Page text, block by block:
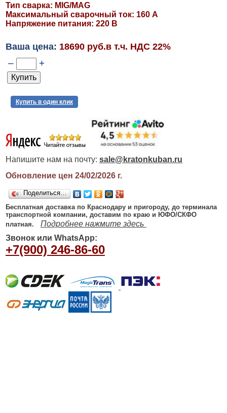
Тип сварка: MIG/MAG
Максимальный сварочный ток: 160 А
Напряжение питания: 220 В
Ваша цена: 18690 руб.в т.ч. НДС 22%
– +
Купить в один клик
Напишите нам на почту: sale@kratonkuban.ru
Обновление цен 24/02/2026г.
Поделиться…
Бесплатная доставка по Краснодару и пригороду, до терминала
транспортной компании, доставим по краю и ЮФО/СКФО
платная.
Подробнее нажмите здесь
Звонок или WhatsApp:
+7(900) 246-86-60